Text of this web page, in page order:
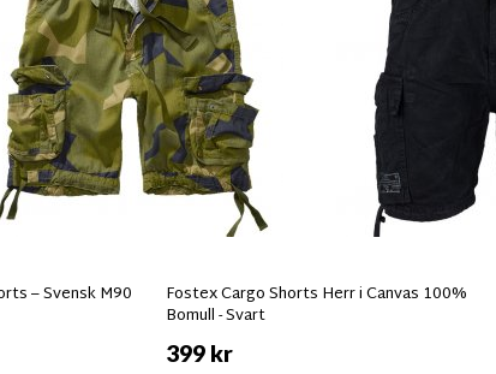
– Svensk M90 Fostex Cargo Shorts Herr i Canvas 100%
Bomull - Svart
399 kr